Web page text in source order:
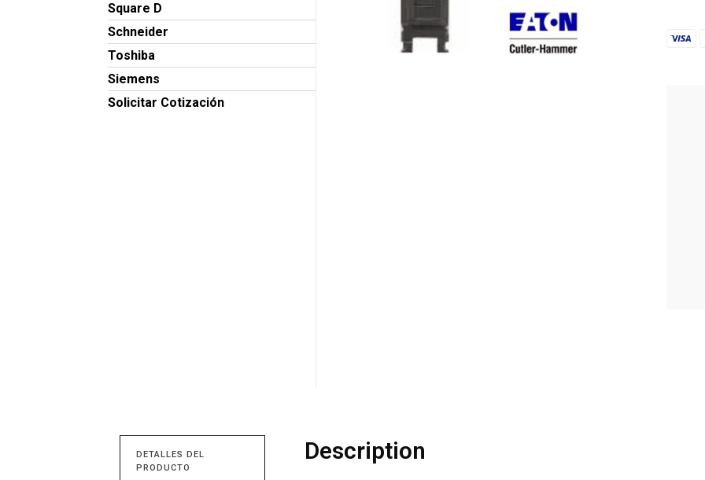
Square D
Schneider
Toshiba
Siemens
Solicitar Cotización
DETALLES DEL
PRODUCTO
Description